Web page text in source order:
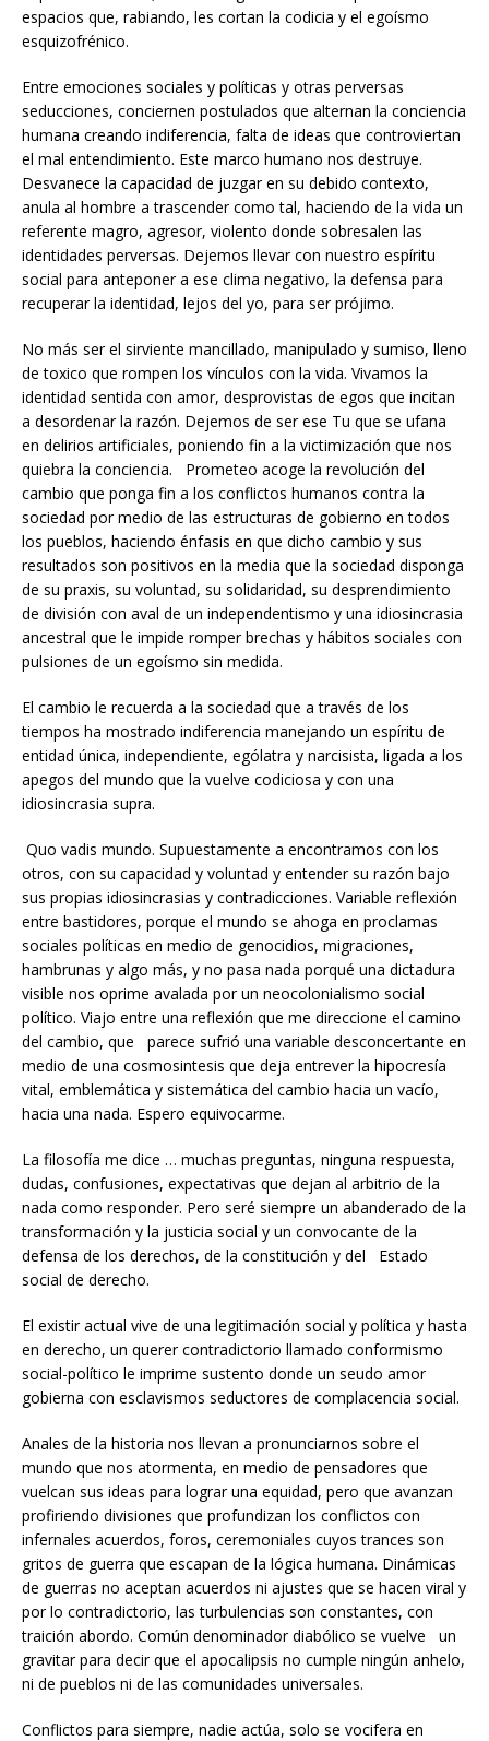
espacios que, rabiando, les cortan la codicia y el egoísmo
esquizofrénico.
Entre emociones sociales y políticas y otras perversas
seducciones, conciernen postulados que alternan la conciencia
humana creando indiferencia, falta de ideas que controviertan
el mal entendimiento. Este marco humano nos destruye.
Desvanece la capacidad de juzgar en su debido contexto,
anula al hombre a trascender como tal, haciendo de la vida un
referente magro, agresor, violento donde sobresalen las
identidades perversas. Dejemos llevar con nuestro espíritu
social para anteponer a ese clima negativo, la defensa para
recuperar la identidad, lejos del yo, para ser prójimo.
No más ser el sirviente mancillado, manipulado y sumiso, lleno
de toxico que rompen los vínculos con la vida. Vivamos la
identidad sentida con amor, desprovistas de egos que incitan
a desordenar la razón. Dejemos de ser ese Tu que se ufana
en delirios artificiales, poniendo fin a la victimización que nos
quiebra la conciencia. Prometeo acoge la revolución del
cambio que ponga fin a los conflictos humanos contra la
sociedad por medio de las estructuras de gobierno en todos
los pueblos, haciendo énfasis en que dicho cambio y sus
resultados son positivos en la media que la sociedad disponga
de su praxis, su voluntad, su solidaridad, su desprendimiento
de división con aval de un independentismo y una idiosincrasia
ancestral que le impide romper brechas y hábitos sociales con
pulsiones de un egoísmo sin medida.
El cambio le recuerda a la sociedad que a través de los
tiempos ha mostrado indiferencia manejando un espíritu de
entidad única, independiente, ególatra y narcisista, ligada a los
apegos del mundo que la vuelve codiciosa y con una
idiosincrasia supra.
Quo vadis mundo. Supuestamente a encontramos con los
otros, con su capacidad y voluntad y entender su razón bajo
sus propias idiosincrasias y contradicciones. Variable reflexión
entre bastidores, porque el mundo se ahoga en proclamas
sociales políticas en medio de genocidios, migraciones,
hambrunas y algo más, y no pasa nada porqué una dictadura
visible nos oprime avalada por un neocolonialismo social
político. Viajo entre una reflexión que me direccione el camino
del cambio, que parece sufrió una variable desconcertante en
medio de una cosmosintesis que deja entrever la hipocresía
vital, emblemática y sistemática del cambio hacia un vacío,
hacia una nada. Espero equivocarme.
La filosofía me dice … muchas preguntas, ninguna respuesta,
dudas, confusiones, expectativas que dejan al arbitrio de la
nada como responder. Pero seré siempre un abanderado de la
transformación y la justicia social y un convocante de la
defensa de los derechos, de la constitución y del Estado
social de derecho.
El existir actual vive de una legitimación social y política y hasta
en derecho, un querer contradictorio llamado conformismo
social-político le imprime sustento donde un seudo amor
gobierna con esclavismos seductores de complacencia social.
Anales de la historia nos llevan a pronunciarnos sobre el
mundo que nos atormenta, en medio de pensadores que
vuelcan sus ideas para lograr una equidad, pero que avanzan
profiriendo divisiones que profundizan los conflictos con
infernales acuerdos, foros, ceremoniales cuyos trances son
gritos de guerra que escapan de la lógica humana. Dinámicas
de guerras no aceptan acuerdos ni ajustes que se hacen viral y
por lo contradictorio, las turbulencias son constantes, con
traición abordo. Común denominador diabólico se vuelve un
gravitar para decir que el apocalipsis no cumple ningún anhelo,
ni de pueblos ni de las comunidades universales.
Conflictos para siempre, nadie actúa, solo se vocifera en